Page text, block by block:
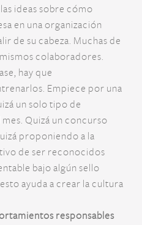
ideas sobre cómo
en una organización
de su cabeza. Muchas de
colaboradores.
hay que
Empiece por una
un solo tipo de
Quizá un concurso
proponiendo a la
de ser reconocidos
bajo algún sello
ayuda a crear la cultura
responsables